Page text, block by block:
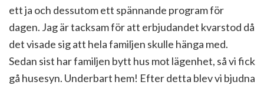
ett ja och dessutom ett spännande program för
dagen. Jag är tacksam för att erbjudandet kvarstod då
det visade sig att hela familjen skulle hänga med.
Sedan sist har familjen bytt hus mot lägenhet, så vi fick
gå husesyn. Underbart hem! Efter detta blev vi bjudna